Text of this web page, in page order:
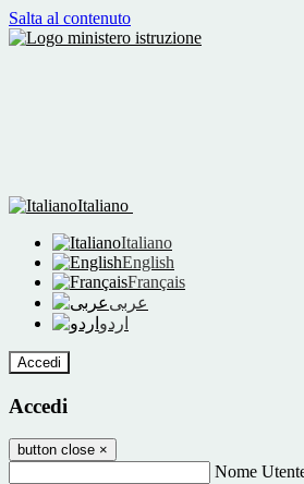
Salta al contenuto
Italiano
Italiano
English
Français
عربى
اردو
Accedi
Accedi
button close ×
Nome